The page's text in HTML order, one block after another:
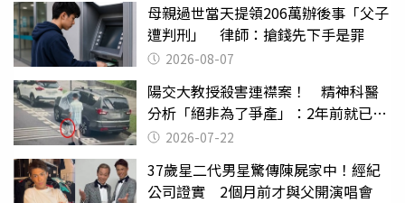
母親過世當天提領206萬辦後事「父子
遭判刑」 律師：搶錢先下手是罪
2026-08-07
陽交大教授殺害連襟案！ 精神科醫
分析「絕非為了爭產」：2年前就已言
行詭異
2026-07-22
37歲星二代男星驚傳陳屍家中！經紀
公司證實 2個月前才與父開演唱會